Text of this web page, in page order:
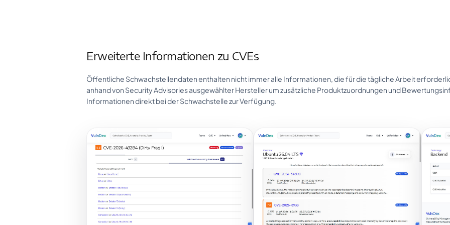
Erweiterte Informationen zu CVEs
Öffentliche Schwachstellendaten enthalten nicht immer alle Informationen, die für die tägliche Arbeit
anhand von Security Advisories ausgewählter Hersteller um zusätzliche Produktzuordnungen und
Informationen direkt bei der Schwachstelle zur Verfügung.